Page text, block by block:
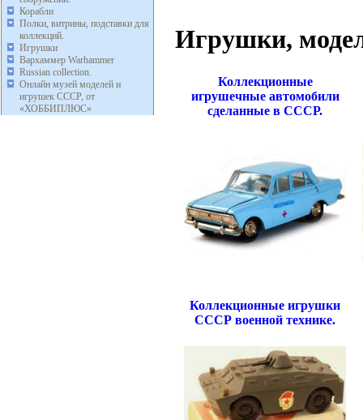
Корабли
Полки, витрины, подставки для
коллекций.
Игрушки
Вархаммер Warhammer
Russian collection.
Онлайн музей моделей и
игрушек СССР, от
«ХОББИПЛЮС»
Игрушки,
Коллекционные
игрушечные автомобили
сделанные в СССР.
Коллекционные игрушки
СССР военной технике.